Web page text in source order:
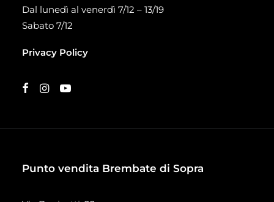
Dal lunedì al venerdì 7/12 – 13/19
Sabato 7/12
Privacy Policy
Punto vendita Brembate di Sopra